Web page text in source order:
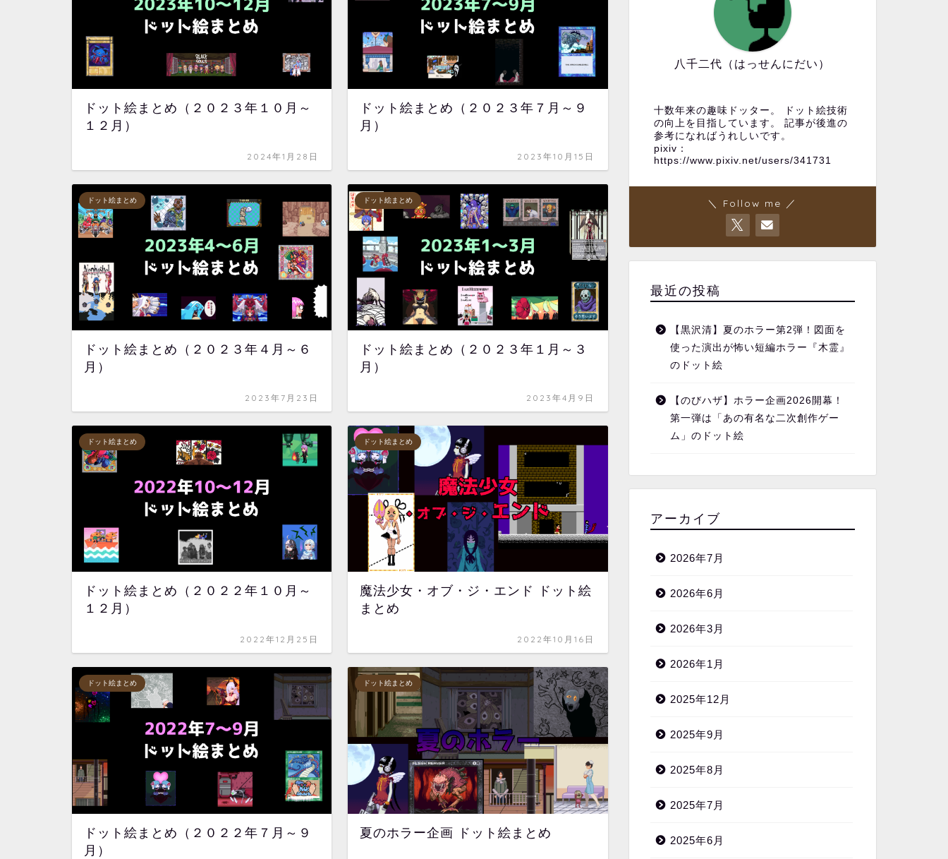
ドット絵まとめ（２０２３年１０月～
１２月）
2024年1月28日
ドット絵まとめ（２０２３年７月～９
月）
2023年10月15日
ドット絵まとめ
ドット絵まとめ（２０２３年４月～６
月）
2023年7月23日
ドット絵まとめ
ドット絵まとめ（２０２３年１月～３
月）
2023年4月9日
ドット絵まとめ
ドット絵まとめ（２０２２年１０月～
１２月）
2022年12月25日
ドット絵まとめ
魔法少女・オブ・ジ・エンド ドット絵
まとめ
2022年10月16日
ドット絵まとめ
ドット絵まとめ（２０２２年７月～９
月）
ドット絵まとめ
夏のホラー企画 ドット絵まとめ
八千二代（はっせんにだい）
十数年来の趣味ドッター。 ドット絵技術
の向上を目指しています。 記事が後進の
参考になればうれしいです。
pixiv：
https://www.pixiv.net/users/341731
＼ Follow me ／
最近の投稿
【黒沢清】夏のホラー第2弾！図面を
使った演出が怖い短編ホラー『木霊』
のドット絵
【のびハザ】ホラー企画2026開幕！
第一弾は「あの有名な二次創作ゲー
ム」のドット絵
アーカイブ
2026年7月
2026年6月
2026年3月
2026年1月
2025年12月
2025年9月
2025年8月
2025年7月
2025年6月